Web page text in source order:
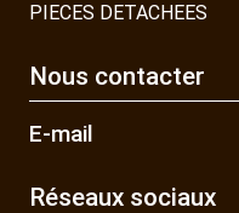
PIECES DETACHEES
Nous contacter
E-mail
Réseaux sociaux